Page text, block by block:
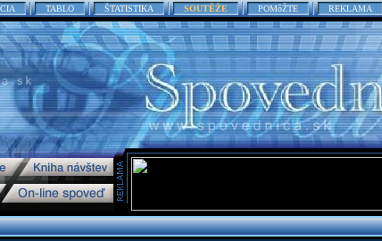
TABLO ŠTATISTIKA SOUTĚŽE POMôŽTE REKLAMA